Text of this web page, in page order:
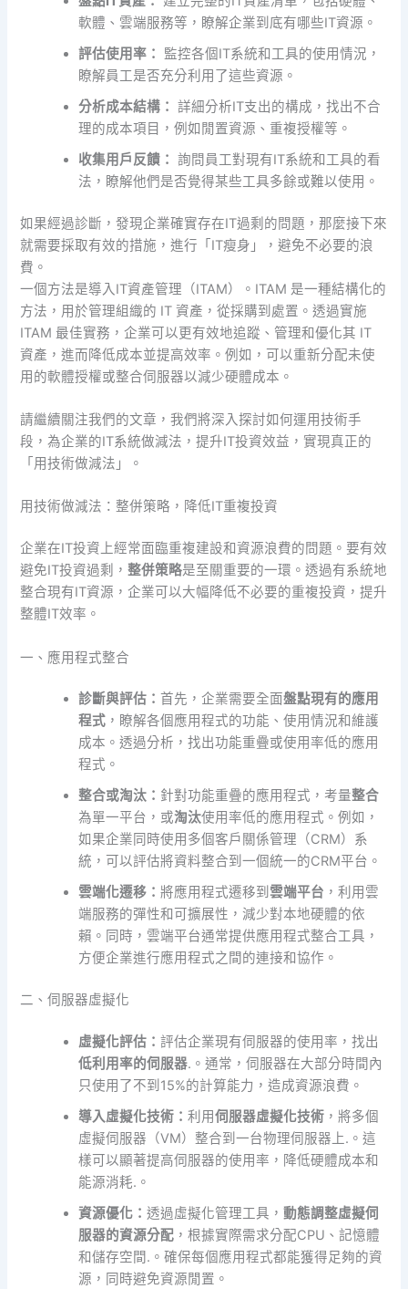
軟體、雲端服務等，瞭解企業到底有哪些IT資源。
評估使用率：
監控各個IT系統和工具的使用情況，
瞭解員工是否充分利用了這些資源。
分析成本結構： 詳細分析IT支出的構成，找出不合
理的成本項目，例如閒置資源、重複授權等。
收集用戶反饋： 詢問員工對現有IT系統和工具的看
法，瞭解他們是否覺得某些工具多餘或難以使用。
如果經過診斷，發現企業確實存在IT過剩的問題，那麼接下來
就需要採取有效的措施，進行「IT瘦身」，避免不必要的浪
費。
一個方法是導入IT資產管理（ITAM）。ITAM 是一種結構化的
方法，用於管理組織的 IT 資產，從採購到處置。透過實施
ITAM 最佳實務，企業可以更有效地追蹤、管理和優化其 IT
資產，進而降低成本並提高效率。例如，可以重新分配未使
用的軟體授權或整合伺服器以減少硬體成本。
請繼續關注我們的文章，我們將深入探討如何運用技術手
段，為企業的IT系統做減法，提升IT投資效益，實現真正的
「用技術做減法」。
用技術做減法：整併策略，降低IT重複投資
企業在IT投資上經常面臨重複建設和資源浪費的問題。要有效
避免IT投資過剩，整併策略是至關重要的一環。透過有系統地
整合現有IT資源，企業可以大幅降低不必要的重複投資，提升
整體IT效率。
一、應用程式整合
診斷與評估：首先，企業需要全面盤點現有的應用
程式 ，瞭解各個應用程式的功能、使用情況和維護
成本。透過分析，找出功能重疊或使用率低的應用
程式。
整合或淘汰： 針對功能重疊的應用程式，考量整合
為單一平台，或淘汰使用率低的應用程式。例如，
如果企業同時使用多個客戶關係管理（CRM）系
統，可以評估將資料整合到一個統一的CRM平台。
雲端化遷移：將應用程式遷移到雲端平台 ，利用雲
端服務的彈性和可擴展性，減少對本地硬體的依
賴。同時，雲端平台通常提供應用程式整合工具，
方便企業進行應用程式之間的連接和協作。
二、伺服器虛擬化
虛擬化評估：評估企業現有伺服器的使用率，找出
低利用率的伺服器.。通常，伺服器在大部分時間內
只使用了不到15%的計算能力，造成資源浪費。
導入虛擬化技術：利用伺服器虛擬化技術 ，將多個
虛擬伺服器（VM）整合到一台物理伺服器上.。這
樣可以顯著提高伺服器的使用率，降低硬體成本和
能源消耗.。
資源優化：透過虛擬化管理工具，動態調整虛擬伺
服器的資源分配 ，根據實際需求分配CPU、記憶體
和儲存空間.。確保每個應用程式都能獲得足夠的資
源，同時避免資源閒置。